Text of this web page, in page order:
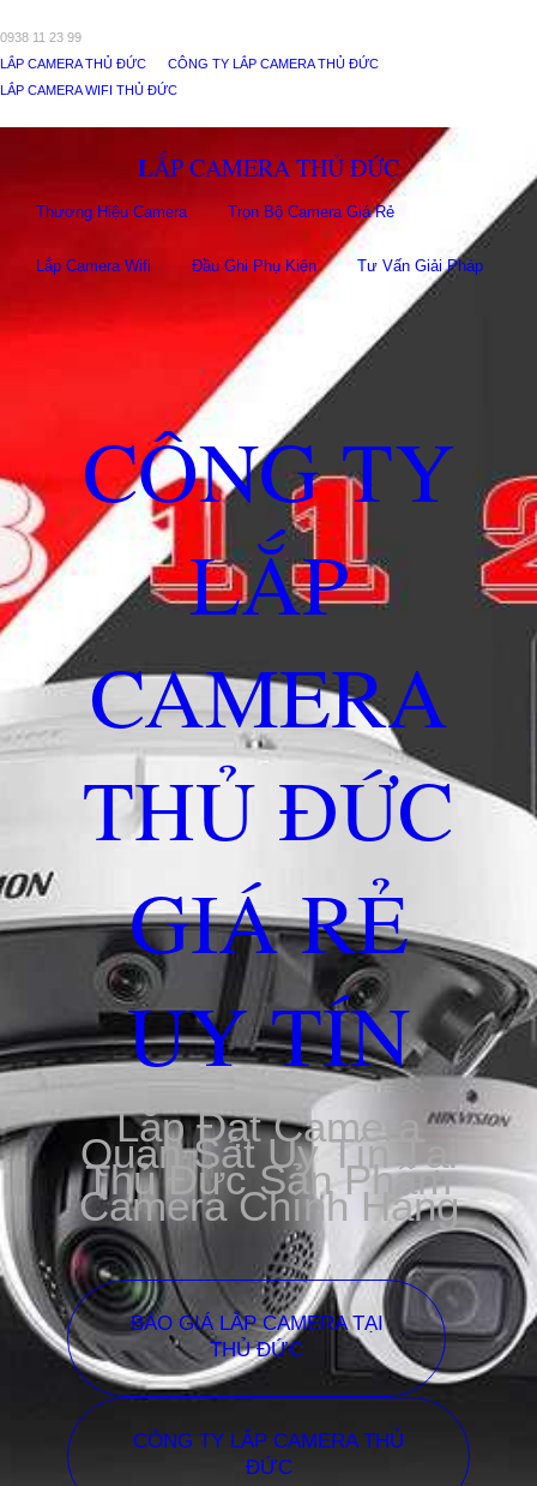
0938 11 23 99
LẮP CAMERA THỦ ĐỨC
CÔNG TY LẮP CAMERA THỦ ĐỨC
LẮP CAMERA WIFI THỦ ĐỨC
LẮP CAMERA THỦ ĐỨC
Thương Hiệu Camera Trọn Bộ Camera Giá Rẻ
Lắp Camera Wifi Đầu Ghi Phụ Kiên Tư Vấn Giải Pháp
CÔNG TY
LẮP
CAMERA
THỦ ĐỨC
GIÁ RẺ
UY TÍN
Lắp Đặt Camera
Quan Sát Uy Tín Tại
Thủ Đức Sản Phẩm
Camera Chính Hãng
BÁO GIÁ LẮP CAMERA TẠI
THỦ ĐỨC
CÔNG TY LẮP CAMERA THỦ
ĐỨC